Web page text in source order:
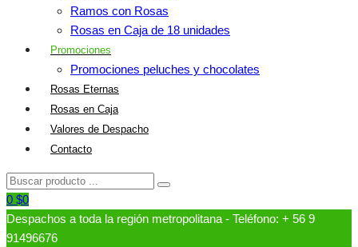
Ramos con Rosas
Rosas en Caja de 18 unidades
Promociones
Promociones peluches y chocolates
Rosas Eternas
Rosas en Caja
Valores de Despacho
Contacto
0 $0
Despachos a toda la región metropolitana - Teléfono: + 56 9
91496676